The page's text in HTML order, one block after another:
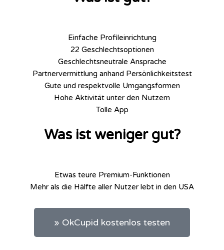
Einfache Profileinrichtung
22 Geschlechtsoptionen
Geschlechtsneutrale Ansprache
Partnervermittlung anhand Persönlichkeitstest
Gute und respektvolle Umgangsformen
Hohe Aktivität unter den Nutzern
Tolle App
Was ist weniger gut?
Etwas teure Premium-Funktionen
Mehr als die Hälfte aller Nutzer lebt in den USA
» OkCupid kostenlos testen